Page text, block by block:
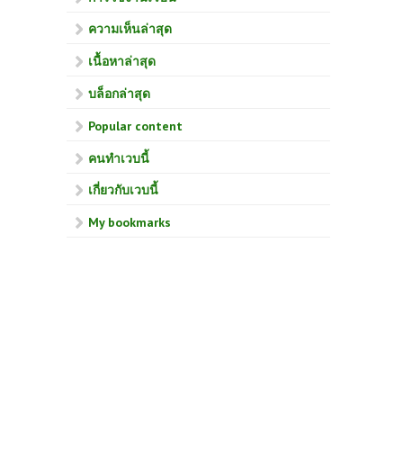
ความเห็นล่าสุด
เนื้อหาล่าสุด
บล็อกล่าสุด
Popular content
คนทำเวบนี้
เกี่ยวกับเวบนี้
My bookmarks